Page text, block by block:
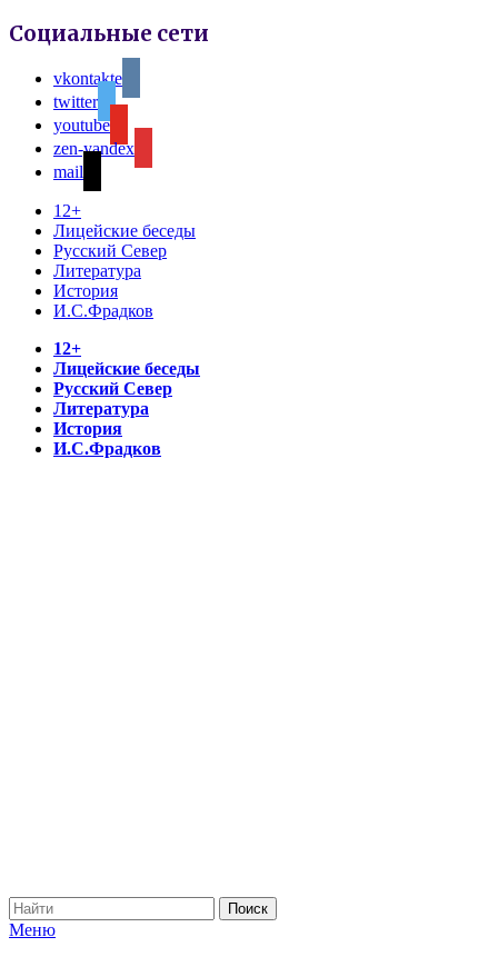
Социальные сети
vkontakte
twitter
youtube
zen-yandex
mail
12+
Лицейские беседы
Русский Север
Литература
История
И.С.Фрадков
12+
Лицейские беседы
Русский Север
Литература
История
И.С.Фрадков
Меню